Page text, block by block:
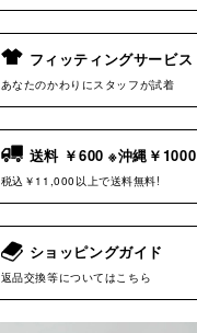
フィッティングサービス
あなたのかわりにスタッフが試着
送料 ￥600 ※沖縄￥1000
税込￥11,000以上で送料無料!
ショッピングガイド
返品交換等についてはこちら